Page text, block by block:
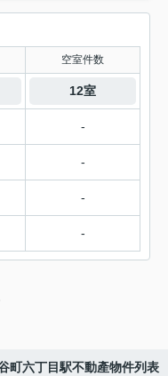
空室件数
12室
-
-
-
-
町六丁目駅不動產物件列表